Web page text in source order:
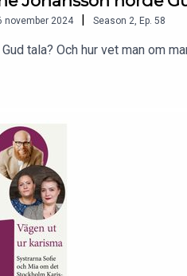
november 2024 | Season 2 Ep. 58
tala? Och hur vet man om